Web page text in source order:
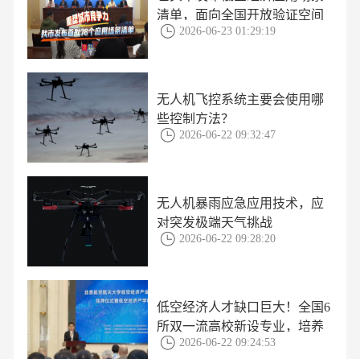
清单，面向全国开放验证空间
2026-06-23 01:29:19
无人机飞控系统主要会使用哪
些控制方法？
2026-06-22 09:32:47
无人机暴雨应急应用技术，应
对突发极端天气挑战
2026-06-22 09:28:20
低空经济人才缺口巨大！全国6
所双一流高校新设专业，培养
方案揭秘
2026-06-22 09:24:53